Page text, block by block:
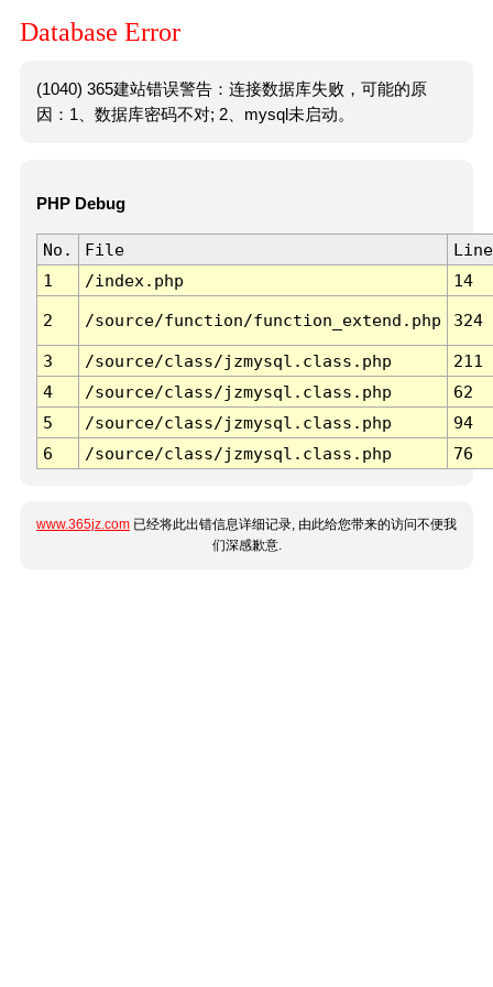
Database Error
(1040) 365建站错误警告：连接数据库失败，可能的原
因：1、数据库密码不对; 2、mysql未启动。
PHP Debug
No. File
Line
1
/index.php 14
2 /source/function/function_extend.php 324
3 /source/class/jzmysql.class.php
211
4
/source/class/jzmysql.class.php
62
5
/source/class/jzmysql.class.php
94
6
/source/class/jzmysql.class.php 76
www.365jz.com 已经将此出错信息详细记录, 由此给您带来的访问不便我
们深感歉意.